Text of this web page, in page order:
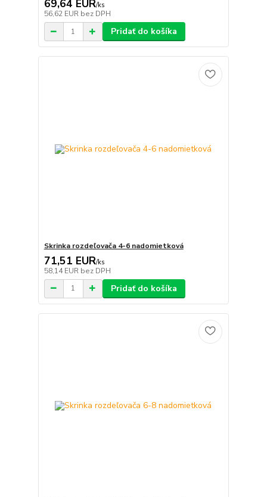
69,64 EUR/ks
56,62 EUR bez DPH
Pridať do košíka
Skrinka rozdeľovača 4-6 nadomietková
71,51 EUR/ks
58,14 EUR bez DPH
Pridať do košíka